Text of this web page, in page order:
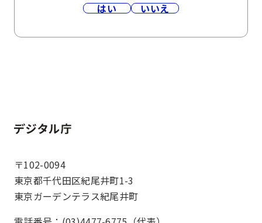
はい いいえ
ホーム
〒102-0094
東京都千代田区紀尾井町1-3
東京ガーデンテラス紀尾井町